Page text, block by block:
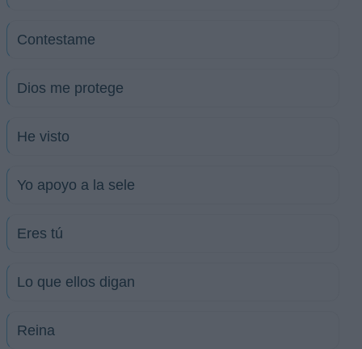
Contestame
Dios me protege
He visto
Yo apoyo a la sele
Eres tú
Lo que ellos digan
Reina